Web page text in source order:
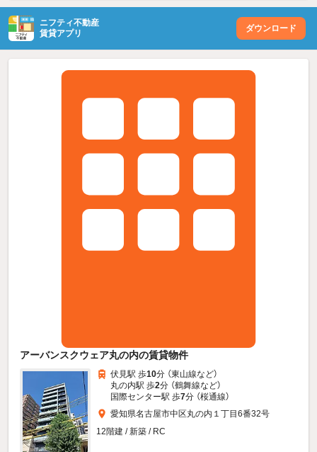
ニフティ不動産
賃貸アプリ
ダウンロード
アーバンスクウェア丸の内の賃貸物件
伏見駅 歩10分 （東山線など）
丸の内駅 歩2分 （鶴舞線など）
国際センター駅 歩7分 （桜通線）
愛知県名古屋市中区丸の内１丁目6番32号
12階建 / 新築 / RC